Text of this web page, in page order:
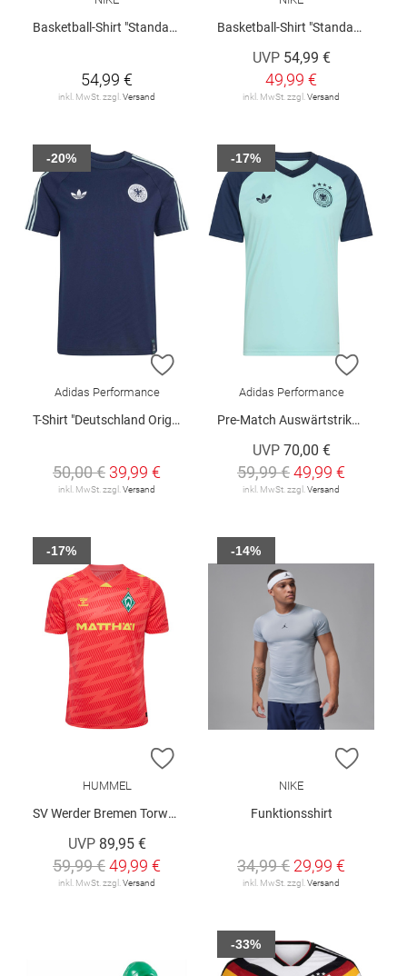
Basketball-Shirt "Standard Issue"
54,99 €
inkl. MwSt. zzgl. Versand
Basketball-Shirt "Standard Issue"
UVP 54,99 €
49,99 €
inkl. MwSt. zzgl. Versand
ZUR WUNSCHLISTE HINZUFÜGEN
Adidas Performance
T-Shirt "Deutschland Originals"
50,00 € 39,99 €
inkl. MwSt. zzgl.Versand
-20%
ZUR
Adidas Performance
Pre-Match Auswärtstrikot "Deutschland 26"
UVP 70,00 €
59,99 €49,99 €
inkl. MwSt. zzgl.Versand
-17%
ZUR WUNSCHLISTE HINZUFÜGEN
HUMMEL
SV Werder Bremen Torwarttrikot 2025/26
UVP 89,95 €
59,99 €49,99 €
inkl. MwSt. zzgl.Versand
-17%
ZUR
NIKE
Funktionsshirt
34,99 € 29,99 €
inkl. MwSt. zzgl.Versand
-14%
-33%